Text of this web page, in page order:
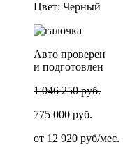
Цвет: Черный
Авто проверен
и подготовлен
1 046 250 руб.
775 000 руб.
от 12 920 руб/мес.